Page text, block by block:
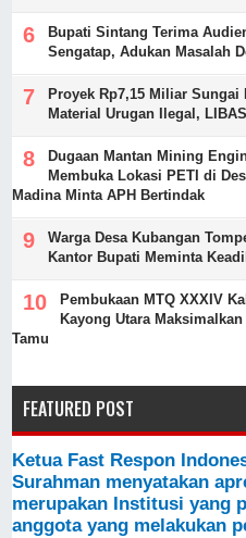
Bupati Sintang Terima
Sengatap, Adukan Masalah
Proyek Rp7,15 Miliar
Material Urugan Ilegal,
Dugaan Mantan Mining
Membuka Lokasi PETI di
Madina Minta APH Bertindak
Warga Desa Kubangan
Kantor Bupati Meminta
Pembukaan MTQ XXXIV
Kayong Utara
Tamu
FEATURED POST
Ketua Fast Respon
Surahman menyatakan
merupakan Institusi yang
anggota yang melakukan